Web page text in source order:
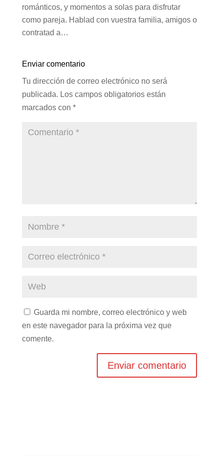
románticos, y momentos a solas para disfrutar
como pareja. Hablad con vuestra familia, amigos o
contratad a…
Enviar comentario
Tu dirección de correo electrónico no será
publicada. Los campos obligatorios están
marcados con *
Guarda mi nombre, correo electrónico y web
en este navegador para la próxima vez que
comente.